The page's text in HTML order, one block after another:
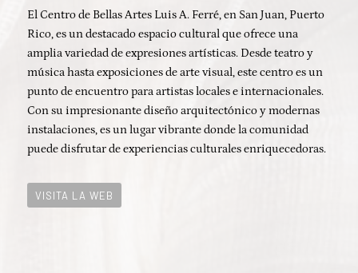
El Centro de Bellas Artes Luis A. Ferré, en San Juan, Puerto
Rico, es un destacado espacio cultural que ofrece una
amplia variedad de expresiones artísticas. Desde teatro y
música hasta exposiciones de arte visual, este centro es un
punto de encuentro para artistas locales e internacionales.
Con su impresionante diseño arquitectónico y modernas
instalaciones, es un lugar vibrante donde la comunidad
puede disfrutar de experiencias culturales enriquecedoras.
VISITA LA WEB